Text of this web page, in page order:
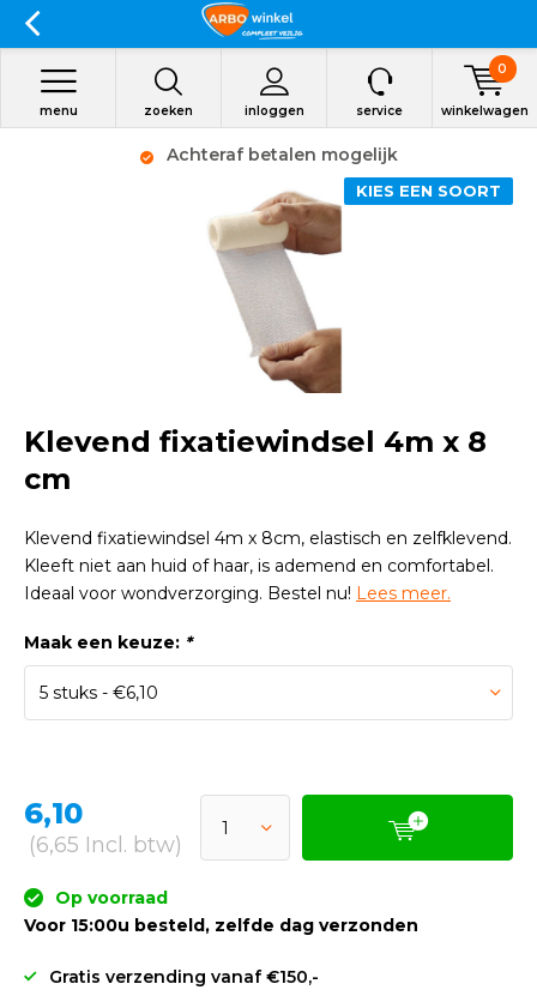
zoeken inloggen
menu service winkelwagen
0
Op werkdagen voor 15:00
verzonden
KIES EEN SOORT
Klevend fixatiewindsel 4m x 8
cm
Klevend fixatiewindsel 4m x 8cm, elastisch en zelfklevend.
Kleeft niet aan huid of haar, is ademend en comfortabel.
Ideaal voor wondverzorging. Bestel nu! Lees meer.
Maak een keuze: *
6,10
(6,65 Incl. btw)
Op voorraad
Voor 15:00u besteld, zelfde dag verzonden
Gratis verzending vanaf €150,-